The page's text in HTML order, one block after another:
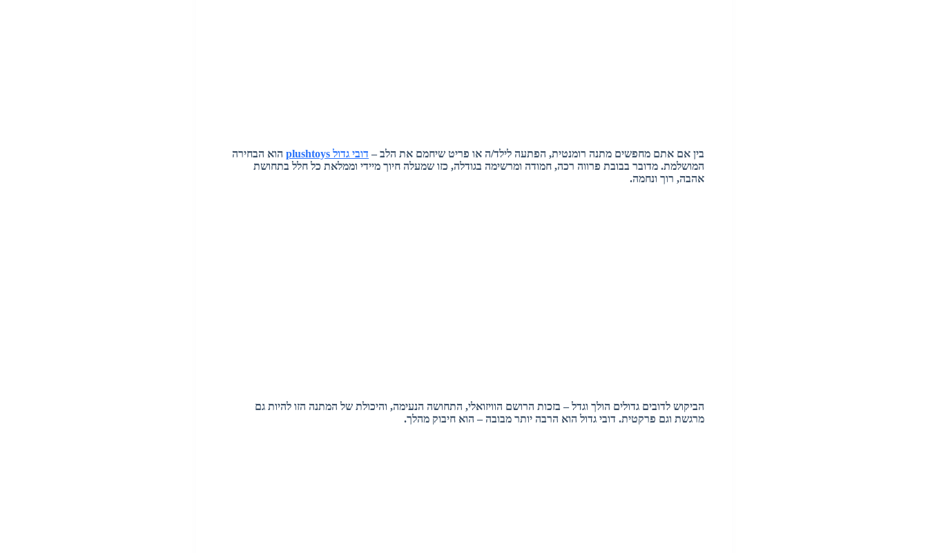
בין אם אתם מחפשים מתנה רומנטית, הפתעה לילד/ה או פריט שיחמם את הלב – דובי גדול plushtoys
הוא הבחירה
המושלמת. מדובר בבובת פרווה רכה, חמודה ומרשימה בגודלה, כזו שמעלה חיוך מיידי וממלאת כל חלל בתחושת
אהבה, רוך ונחמה.
הביקוש לדובים גדולים הולך וגדל – בזכות הרושם הוויזואלי, התחושה הנעימה, והיכולת של המתנה הזו להיות גם
מרגשת וגם פרקטית. דובי גדול הוא הרבה יותר מבובה – הוא חיבוק מהלך.